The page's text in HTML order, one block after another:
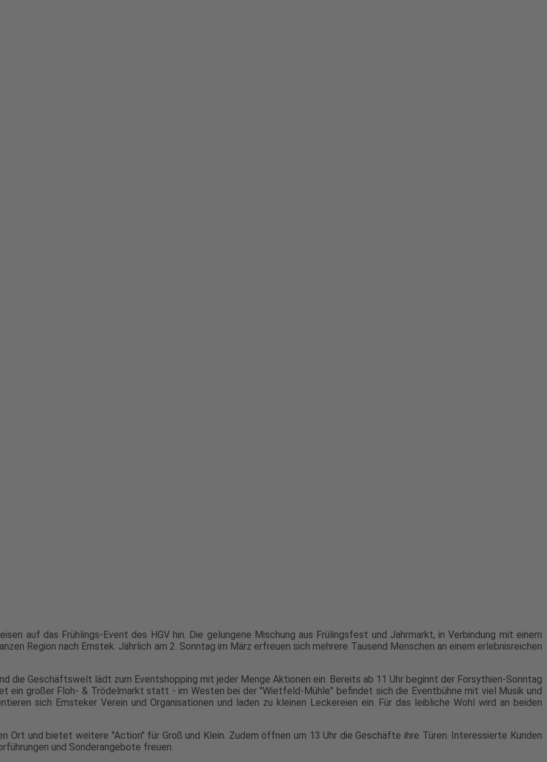
auf das Frühlings-Event des HGV hin. Die gelungene Mischung aus Frülingsfest und Jahrmarkt, in Verbindung mit einem
Region nach Emstek. Jährlich am 2. Sonntag im März erfreuen sich mehrere Tausend Menschen an einem erlebnisreichen
die Geschäftswelt lädt zum Eventshopping mit jeder Menge Aktionen ein. Bereits ab 11 Uhr beginnt der Forsythien-Sonntag
ein großer Floh- & Trödelmarkt statt - im Westen bei der "Wietfeld-Mühle" befindet sich die Eventbühne mit viel Musik und
sich Emsteker Verein und Organisationen und laden zu kleinen Leckereien ein. Für das leibliche Wohl wird an beiden
Ort und bietet weitere "Action" für Groß und Klein. Zudem öffnen um 13 Uhr die Geschäfte ihre Türen. Interessierte Kunden
und Sonderangebote freuen.